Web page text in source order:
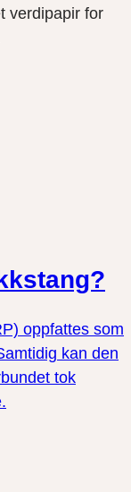
verdipapir for
oppfattes som
kan den
tok